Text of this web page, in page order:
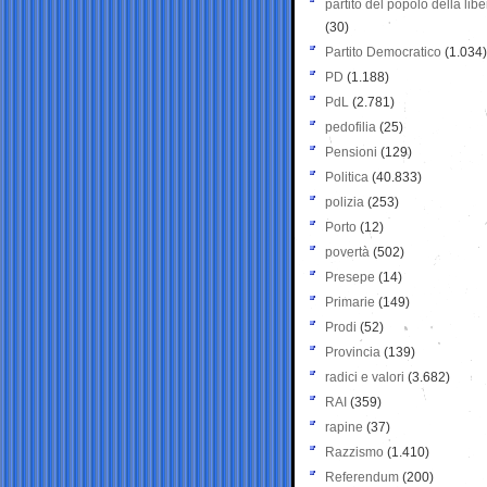
partito del popolo della
(30)
Partito Democratico (1.034)
PD (1.188)
PdL (2.781)
pedofilia (25)
Pensioni (129)
Politica (40.833)
polizia (253)
Porto (12)
povertà (502)
Presepe (14)
Primarie (149)
Prodi (52)
Provincia (139)
radici e valori (3.682)
RAI (359)
rapine (37)
Razzismo (1.410)
Referendum (200)